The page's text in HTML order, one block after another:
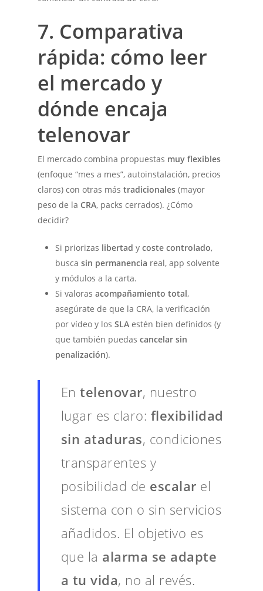
7. Comparativa
rápida: cómo leer
el mercado y
dónde encaja
telenovar
El mercado combina propuestas muy flexibles
(enfoque “mes a mes”, autoinstalación, precios
claros) con otras mástradicionales (mayor
peso de la CRA, packs cerrados). ¿Cómo
decidir?
Si priorizas libertad ycoste controlado,
buscasin permanencia real, app solvente
y módulos a la carta.
Si valorasacompañamiento total,
asegúrate de que la CRA, la verificación
por vídeo y losSLA estén bien definidos (y
que también puedascancelar sin
penalización).
Entelenovar, nuestro
lugar es claro: flexibilidad
sin ataduras, condiciones
transparentes y
posibilidad de escalar el
sistema con o sin servicios
añadidos. El objetivo es
que la alarma se adapte
a tu vida, no al revés.